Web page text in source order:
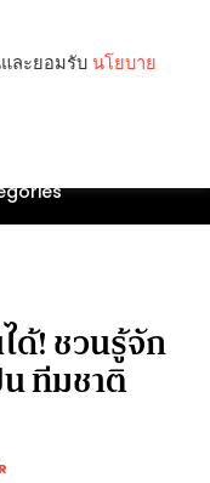
ด้! ชวนรู้จัก
ทีมชาติ
ละยอมรับ นโยบาย